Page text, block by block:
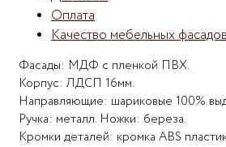
Оплата
Качество мебельных фасадов
Фасады: МДФ с пленкой ПВХ.
Корпус: ЛДСП 16мм.
Направляющие: шариковые 100%
Ручка: металл. Ножки: береза.
Кромки деталей: кромка ABS